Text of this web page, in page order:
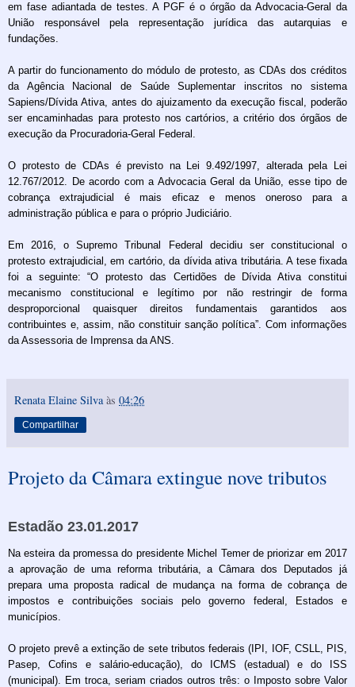
em fase adiantada de testes. A PGF é o órgão da Advocacia-Geral da
União responsável pela representação jurídica das autarquias e
fundações.
A partir do funcionamento do módulo de protesto, as CDAs dos créditos
da Agência Nacional de Saúde Suplementar inscritos no sistema
Sapiens/Dívida Ativa, antes do ajuizamento da execução fiscal, poderão
ser encaminhadas para protesto nos cartórios, a critério dos órgãos de
execução da Procuradoria-Geral Federal.
O protesto de CDAs é previsto na Lei 9.492/1997, alterada pela Lei
12.767/2012. De acordo com a Advocacia Geral da União, esse tipo de
cobrança extrajudicial é mais eficaz e menos oneroso para a
administração pública e para o próprio Judiciário.
Em 2016, o Supremo Tribunal Federal decidiu ser constitucional o
protesto extrajudicial, em cartório, da dívida ativa tributária. A tese fixada
foi a seguinte: “O protesto das Certidões de Dívida Ativa constitui
mecanismo constitucional e legítimo por não restringir de forma
desproporcional quaisquer direitos fundamentais garantidos aos
contribuintes e, assim, não constituir sanção política”. Com informações
da Assessoria de Imprensa da ANS.
Renata Elaine Silva às 04:26
Compartilhar
Projeto da Câmara extingue nove tributos
Estadão 23.01.2017
Na esteira da promessa do presidente Michel Temer de priorizar em 2017
a aprovação de uma reforma tributária, a Câmara dos Deputados já
prepara uma proposta radical de mudança na forma de cobrança de
impostos e contribuições sociais pelo governo federal, Estados e
municípios.
O projeto prevê a extinção de sete tributos federais (IPI, IOF, CSLL, PIS,
Pasep, Cofins e salário-educação), do ICMS (estadual) e do ISS
(municipal). Em troca, seriam criados outros três: o Imposto sobre Valor